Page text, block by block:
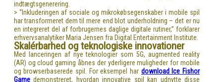
indtægtsgenerering.
> “Inkluderingen af sociale og mikrokøbsegenskaber i mobile spil
har transformeret dem til mere end blot underholdning – det er nu
en integreret del af forbrugernes daglige digitale rutiner,” forklarer
erhvervsanalytiker Maria Jensen fra Digital Entertainment Institute.
Skalérbarhed og teknologiske innovationer
Med lanceringen af nye teknologier som 5G, augmented reality
(AR) og cloud gaming åbnes der yderligere muligheder for mobile
og browserbaserede spil. For eksempel har download Ice Fishor
Gamedemonstreret, hvordan innovative spil kan udnytte disse